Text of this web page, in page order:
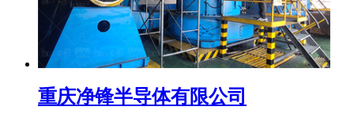
重庆净锋半导体有限公司